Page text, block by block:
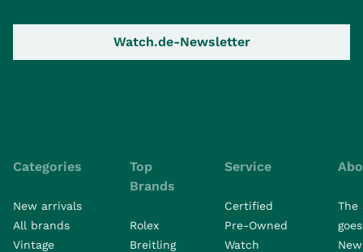
Watch.de-Newsletter
Categories
New arrivals
All brands
Vintage
Top
Brands
Rolex
Breitling
Service
Certified
Pre-Owned
Watch
The